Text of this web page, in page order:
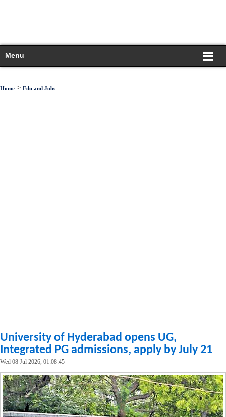
Menu
Home > Edu and Jobs
University of Hyderabad opens UG,
Integrated PG admissions, apply by July 21
Wed 08 Jul 2026, 01:08:45